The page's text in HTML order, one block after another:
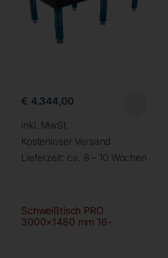
€ 4.344,00
inkl. MwSt.
Kostenloser Versand
Lieferzeit: ca. 8 – 10 Wochen
Schweißtisch PRO
3000×1480 mm 16-